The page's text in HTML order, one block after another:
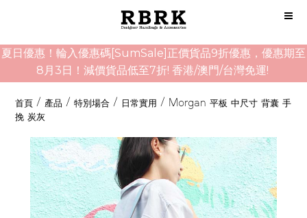
夏日優惠！輪入優惠碼[SumSale]正價貨品9折優惠，優惠期至
8月3日！減價貨品低至7折! 香港/澳門/台灣免運!
首頁 / 產品 /特別場合 / 日常實用 / Morgan 平板 中尺寸 背囊 手
挽 炭灰